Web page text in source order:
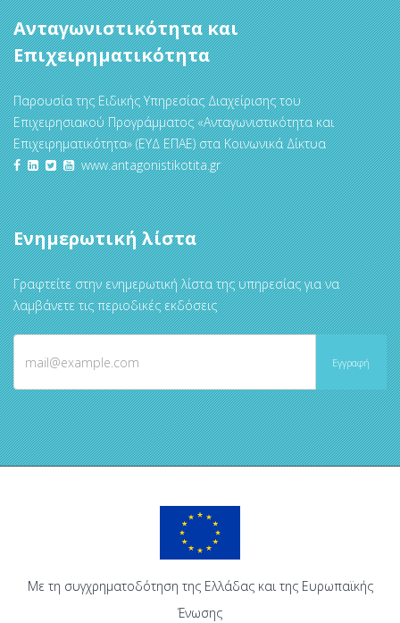
Ανταγωνιστικότητα και
Επιχειρηματικότητα
Παρουσία της Ειδικής Υπηρεσίας Διαχείρισης του
Επιχειρησιακού Προγράμματος «Ανταγωνιστικότητα και
Επιχειρηματικότητα» (ΕΥΔ ΕΠΑΕ) στα Κοινωνικά Δίκτυα
www.antagonistikotita.gr
Ενημερωτική λίστα
Γραφτείτε στην ενημερωτική λίστα της υπηρεσίας για να
λαμβάνετε τις περιοδικές εκδόσεις
Με τη συγχρηματοδότηση της Ελλάδας και της Ευρωπαϊκής
Ένωσης